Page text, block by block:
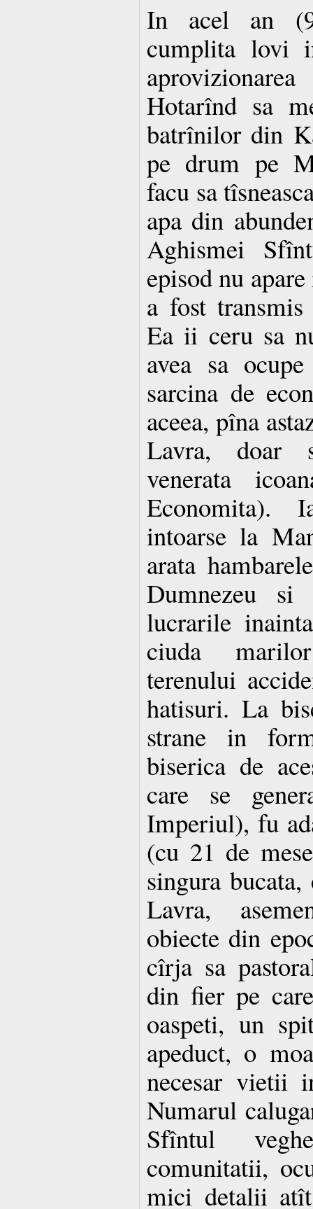
In acel an
cumplita lovi
Hotarînd sa
batrînilor din
pe drum pe
facu sa
apa din
Aghismei
episod nu
a fost
Ea ii ceru sa
avea sa
sarcina de
aceea, pîna
Lavra, doar
venerata
intoarse la
arata
Dumnezeu si
lucrarile
ciuda
terenului
hatisuri. La
strane in
biserica de
care se
Imperiul), fu
(cu 21 de
singura
Lavra,
obiecte din
cîrja sa
din fier pe
oaspeti, un
apeduct, o
necesar vietii
Numarul
Sfîntul
comunitatii,
mici detalii